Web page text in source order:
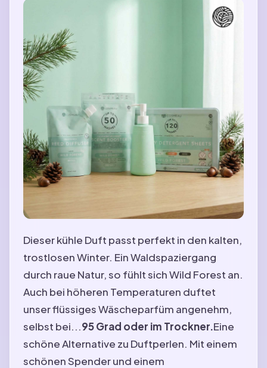
Dieser kühle Duft passt perfekt in den kalten,
trostlosen Winter. Ein Waldspaziergang
durch raue Natur, so fühlt sich Wild Forest an.
Auch bei höheren Temperaturen duftet
unser flüssiges Wäscheparfüm angenehm,
selbst bei...95 Grad oder im Trockner.Eine
schöne Alternative zu Duftperlen. Mit einem
schönen Spender und einem